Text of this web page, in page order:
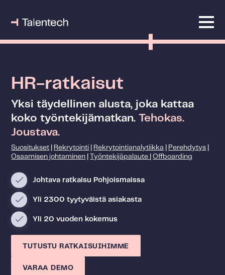
HR-ratkaisut
Yksi täydellinen alusta, joka kattaa
koko työntekijämatkan. Tehokas.
Joustava.
Suositukset Rekrytointi Rekrytointianalytiikka Perehdytys
Osaamisen johtaminen |Työntekijäpalaute |Offboarding
Johtava ratkaisu Pohjoismaissa
Yli 2300 tyytyväistä asiakasta
Yli 20 vuoden kokemus
TUTUSTU RATKAISUIHIMME
VARAA DEMO